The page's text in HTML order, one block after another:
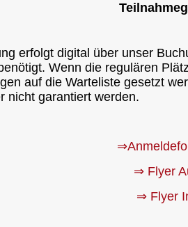
erfolgt digital über unser
Wenn die regulären
auf die Warteliste gesetzt
nicht garantiert werden.
⇒ Flyer
⇒ Flyer